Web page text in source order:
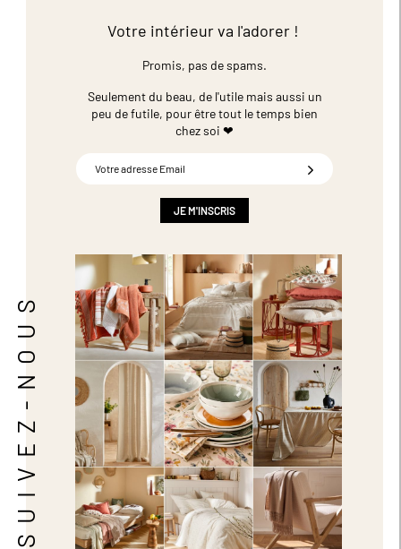
SUIVEZ-NOUS
Votre intérieur va l'adorer !
Promis, pas de spams.
Seulement du beau, de l'utile mais aussi un
peu de futile, pour être tout le temps bien
chez soi ❤
JE M'INSCRIS